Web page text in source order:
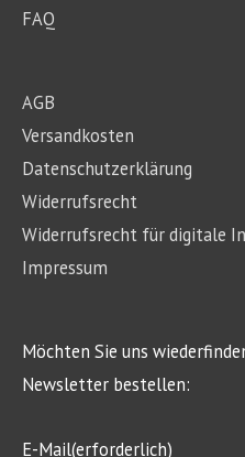
FAQ
AGB
Versandkosten
Datenschutzerklärung
Widerrufsrecht
Widerrufsrecht für digitale
Impressum
Möchten Sie uns
Newsletter bestellen:
E-Mail(erforderlich)